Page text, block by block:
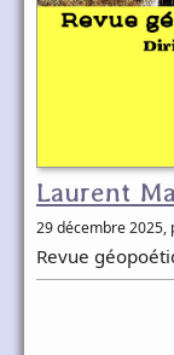
Laurent
29 décembre 2025,
Revue